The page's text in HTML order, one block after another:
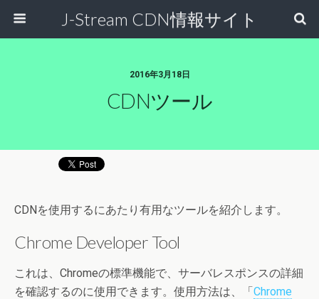
J-Stream CDN情報サイト
2016年3月18日
CDNツール
CDNを使用するにあたり有用なツールを紹介します。
Chrome Developer Tool
これは、Chromeの標準機能で、サーバレスポンスの詳細
を確認するのに使用できます。使用方法は、「Chrome